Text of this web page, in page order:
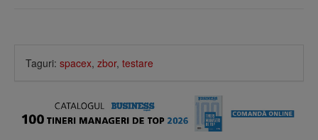
Taguri: spacex, zbor, testare